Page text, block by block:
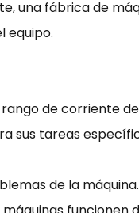
una fábrica de
equipo.
de corriente
sus tareas
de la